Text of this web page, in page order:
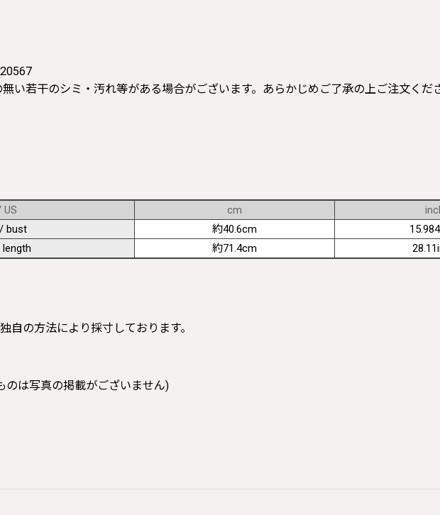
い若干のシミ・汚れ等がある場合がございます。あらかじめご了承の上ご注文くだ
US cm
bust
約40.6cm
約71.4cm
の方法により採寸しております。
のは写真の掲載がございません)